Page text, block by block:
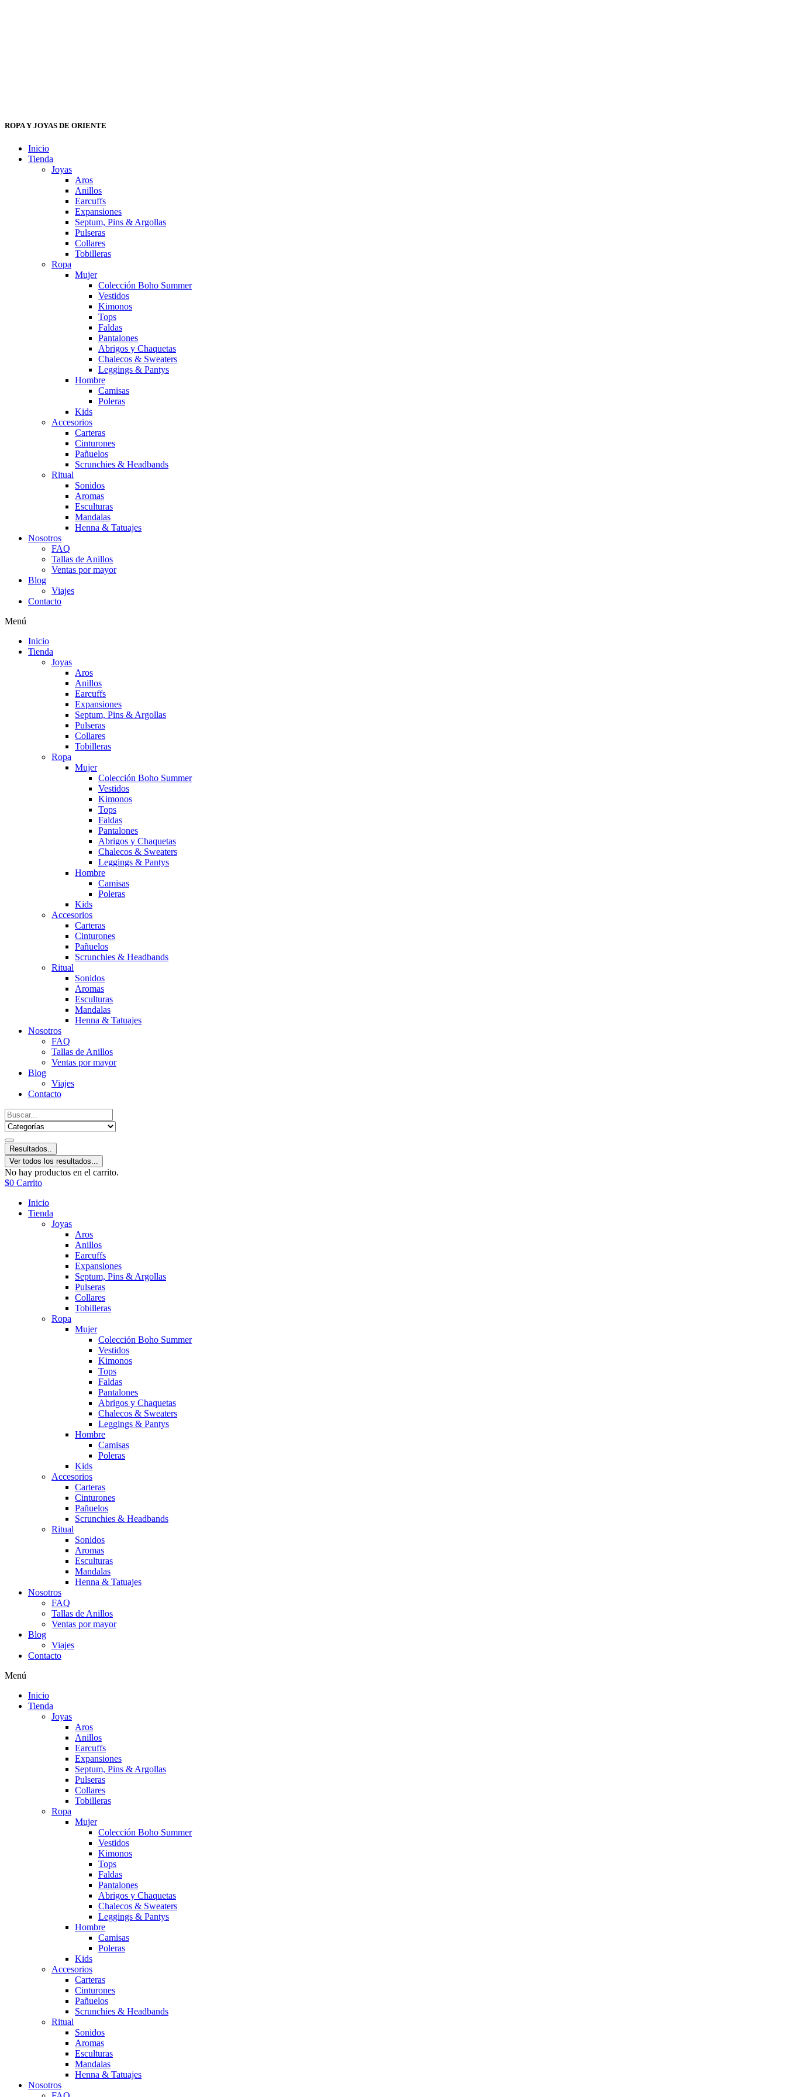
ROPA Y JOYAS DE ORIENTE
Inicio
Tienda
Joyas
Aros
Anillos
Earcuffs
Expansiones
Septum, Pins & Argollas
Pulseras
Collares
Tobilleras
Ropa
Mujer
Colección Boho Summer
Vestidos
Kimonos
Tops
Faldas
Pantalones
Abrigos y Chaquetas
Chalecos & Sweaters
Leggings & Pantys
Hombre
Camisas
Poleras
Kids
Accesorios
Carteras
Cinturones
Pañuelos
Scrunchies & Headbands
Ritual
Sonidos
Aromas
Esculturas
Mandalas
Henna & Tatuajes
Nosotros
FAQ
Tallas de Anillos
Ventas por mayor
Blog
Viajes
Contacto
Menú
Inicio
Tienda
Joyas
Aros
Anillos
Earcuffs
Expansiones
Septum, Pins & Argollas
Pulseras
Collares
Tobilleras
Ropa
Mujer
Colección Boho Summer
Vestidos
Kimonos
Tops
Faldas
Pantalones
Abrigos y Chaquetas
Chalecos & Sweaters
Leggings & Pantys
Hombre
Camisas
Poleras
Kids
Accesorios
Carteras
Cinturones
Pañuelos
Scrunchies & Headbands
Ritual
Sonidos
Aromas
Esculturas
Mandalas
Henna & Tatuajes
Nosotros
FAQ
Tallas de Anillos
Ventas por mayor
Blog
Viajes
Contacto
Resultados..
Ver todos los resultados...
No hay productos en el carrito.
$0 Carrito
Inicio
Tienda
Joyas
Aros
Anillos
Earcuffs
Expansiones
Septum, Pins & Argollas
Pulseras
Collares
Tobilleras
Ropa
Mujer
Colección Boho Summer
Vestidos
Kimonos
Tops
Faldas
Pantalones
Abrigos y Chaquetas
Chalecos & Sweaters
Leggings & Pantys
Hombre
Camisas
Poleras
Kids
Accesorios
Carteras
Cinturones
Pañuelos
Scrunchies & Headbands
Ritual
Sonidos
Aromas
Esculturas
Mandalas
Henna & Tatuajes
Nosotros
FAQ
Tallas de Anillos
Ventas por mayor
Blog
Viajes
Contacto
Menú
Inicio
Tienda
Joyas
Aros
Anillos
Earcuffs
Expansiones
Septum, Pins & Argollas
Pulseras
Collares
Tobilleras
Ropa
Mujer
Colección Boho Summer
Vestidos
Kimonos
Tops
Faldas
Pantalones
Abrigos y Chaquetas
Chalecos & Sweaters
Leggings & Pantys
Hombre
Camisas
Poleras
Kids
Accesorios
Carteras
Cinturones
Pañuelos
Scrunchies & Headbands
Ritual
Sonidos
Aromas
Esculturas
Mandalas
Henna & Tatuajes
Nosotros